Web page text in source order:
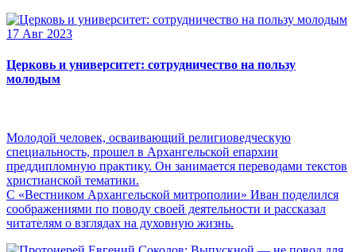
17 Авг 2023
Церковь и университет: сотрудничество на пользу
молодым
Молодой человек, осваивающий религиоведческую
специальность, прошел в Архангельской епархии
преддипломную практику. Он занимается переводами текстов
христианской тематики.
С «Вестником Архангельской митрополии» Иван поделился
соображениями по поводу своей деятельности и рассказал
читателям о взглядах на духовную жизнь.